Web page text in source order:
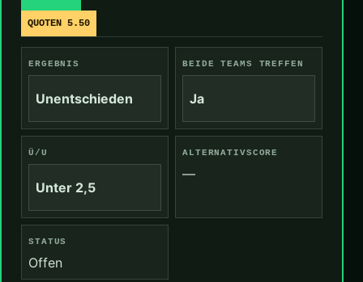
QUOTEN 5.50
ERGEBNIS
Unentschieden
BEIDE TEAMS TREFFEN
Ja
Ü/U
Unter 2,5
ALTERNATIVSCORE
—
STATUS
Offen